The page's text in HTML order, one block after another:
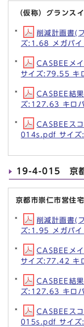
（仮称）グランス
削減計画書(
ズ:1.68 メガバイ
CASBEEメ
サイズ:79.55 キ
CASBEE結
ズ:127.63 キロ
CASBEEス
014s.pdf サイズ
19-4-015 京都
京都市崇仁市営住
削減計画書(
ズ:1.95 メガバイ
CASBEEメ
サイズ:77.42 キ
CASBEE結
ズ:127.63 キロ
CASBEEス
015s.pdf サイズ